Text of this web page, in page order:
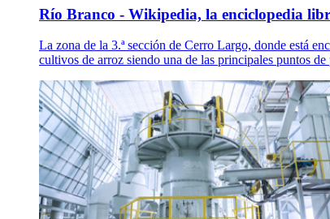
Río Branco - Wikipedia, la enciclopedia
La zona de la 3.ª sección de Cerro Largo, donde está
cultivos de arroz siendo una de las principales puntos